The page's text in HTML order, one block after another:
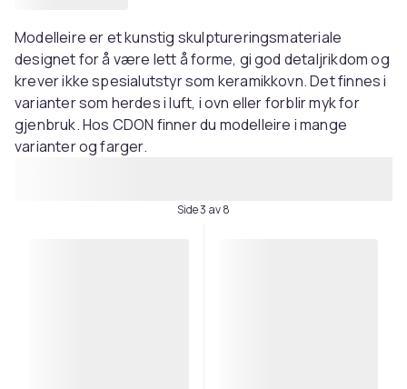
Modelleire er et kunstig skulptureringsmateriale
designet for å være lett å forme, gi god detaljrikdom og
krever ikke spesialutstyr som keramikkovn. Det finnes i
varianter som herdes i luft, i ovn eller forblir myk for
gjenbruk. Hos CDON finner du modelleire i mange
varianter og farger.
Side 3 av 8